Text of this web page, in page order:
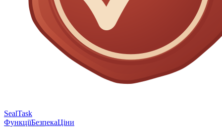
SealTask
ФункціїБезпекаЦіни